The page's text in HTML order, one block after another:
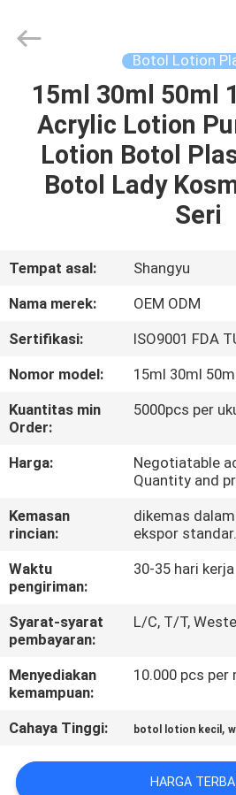
RUMAH
PRODUK
TUR
KONTROL
KUALITAS
HUBUNGI
PENAWARAN
SITEMAP
PRIVACY
POLICY
Plastic
Reserved.
Botol Lotion
15ml 30ml 50ml
Acrylic Lotion
Lotion Botol
Botol Lady
Seri
Tempat asal:
Shangyu
Nama merek:
OEM ODM
Sertifikasi:
ISO9001 FDA
Nomor model:
15ml 30ml
Kuantitas min
Order:
5000pcs per
Harga:
Negotiatable
Quantity and
Kemasan
rincian:
dikemas
ekspor standar.
Waktu
pengiriman:
30-35 hari kerja
Syarat-syarat
pembayaran:
L/C, T/T,
Menyediakan
kemampuan:
10.000 pcs per
Cahaya Tinggi: botol lotion kecil ,
HARGA